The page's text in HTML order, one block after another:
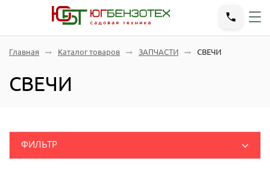
Главная Каталог товаров ЗАПЧАСТИ СВЕЧИ
СВЕЧИ
ДВИГАТЕЛИ
ФИЛЬТР